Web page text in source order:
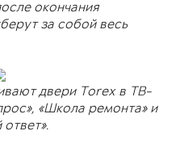
окончания
за собой весь
двери Torex в ТВ-
«Школа ремонта» и
ответ».